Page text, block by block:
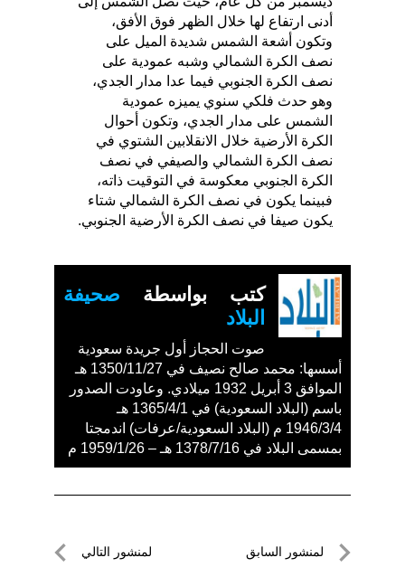
أدنى ارتفاع لها خلال الظهر فوق الأفق،
وتكون أشعة الشمس شديدة الميل على
نصف الكرة الشمالي وشبه عمودية على
نصف الكرة الجنوبي فيما عدا مدار الجدي،
وهو حدث فلكي سنوي يميزه عمودية
الشمس على مدار الجدي، وتكون أحوال
الكرة الأرضية خلال الانقلابين الشتوي في
نصف الكرة الشمالي والصيفي في نصف
الكرة الجنوبي معكوسة في التوقيت ذاته،
فبينما يكون في نصف الكرة الشمالي شتاء
يكون صيفا في نصف الكرة الأرضية الجنوبي.
كتب بواسطة صحيفة
البلاد
صوت الحجاز أول جريدة سعودية
أسسها: محمد صالح نصيف في 1350/11/27 هـ
الموافق 3 أبريل 1932 ميلادي. وعاودت الصدور
باسم (البلاد السعودية) في 1365/4/1 هـ
1946/3/4 م (البلاد السعودية/عرفات) اندمجتا
بمسمى البلاد في 1378/7/16 هـ – 1959/1/26 م
تصفّحلمنشور السابق لمنشور التالي